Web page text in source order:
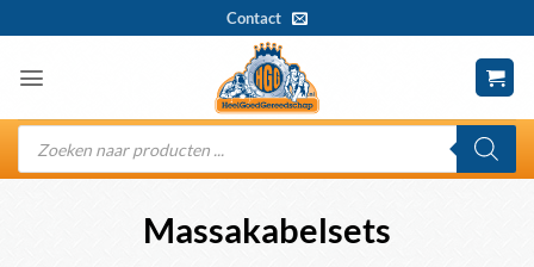
naar
inhoud
Contact
Producten
zoeken
Massakabelsets